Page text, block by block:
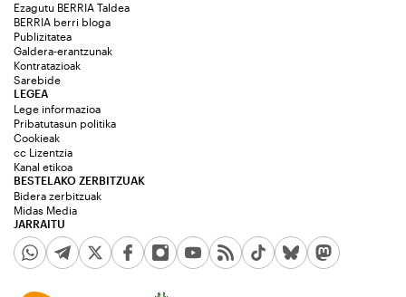
Ezagutu BERRIA Taldea
BERRIA berri bloga
Publizitatea
Galdera-erantzunak
Kontratazioak
Sarebide
JARRAITU
LEGEA
Lege informazioa
Pribatutasun politika
Cookieak
cc Lizentzia
Kanal etikoa
BESTELAKO ZERBITZUAK
Bidera zerbitzuak
Midas Media